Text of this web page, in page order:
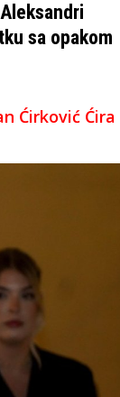
sa opakom
Ćirković Ćira